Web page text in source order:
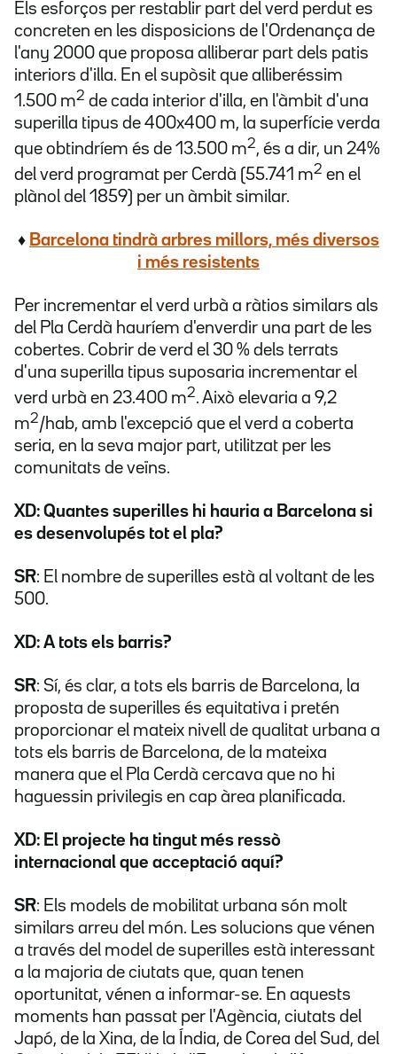
Els esforços per restablir part del verd perdut es
concreten en les disposicions de l'Ordenança de
l'any 2000 que proposa alliberar part dels patis
interiors d'illa. En el supòsit que alliberéssim
1.500 m2 de cada interior d'illa, en l'àmbit d'una
superilla tipus de 400x400 m, la superfície verda
que obtindríem és de 13.500 m2, és a dir, un 24%
del verd programat per Cerdà (55.741 m2 en el
plànol del 1859) per un àmbit similar.
♦ Barcelona tindrà arbres millors, més diversos
i més resistents
Per incrementar el verd urbà a ràtios similars als
del Pla Cerdà hauríem d'enverdir una part de les
cobertes. Cobrir de verd el 30 % dels terrats
d'una superilla tipus suposaria incrementar el
verd urbà en 23.400 m2. Això elevaria a 9,2
m2/hab, amb l'excepció que el verd a coberta
seria, en la seva major part, utilitzat per les
comunitats de veïns.
XD: Quantes superilles hi hauria a Barcelona si
es desenvolupés tot el pla?
SR: El nombre de superilles està al voltant de les
500.
XD: A tots els barris?
SR: Sí, és clar, a tots els barris de Barcelona, la
proposta de superilles és equitativa i pretén
proporcionar el mateix nivell de qualitat urbana a
tots els barris de Barcelona, de la mateixa
manera que el Pla Cerdà cercava que no hi
haguessin privilegis en cap àrea planificada.
XD: El projecte ha tingut més ressò
internacional que acceptació aquí?
SR: Els models de mobilitat urbana són molt
similars arreu del món. Les solucions que vénen
a través del model de superilles està interessant
a la majoria de ciutats que, quan tenen
oportunitat, vénen a informar-se. En aquests
moments han passat per l'Agència, ciutats del
Japó, de la Xina, de la Índia, de Corea del Sud, del